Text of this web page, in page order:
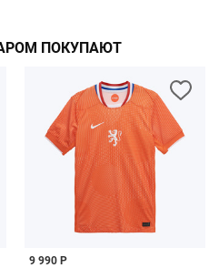
ПОКУПАЮТ
9 990 Р